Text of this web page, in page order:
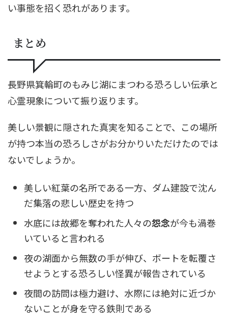
い事態を招く恐れがあります。
まとめ
長野県箕輪町のもみじ湖にまつわる恐ろしい伝承と
心霊現象について振り返ります。
美しい景観に隠された真実を知ることで、この場所
が持つ本当の恐ろしさがお分かりいただけたのでは
ないでしょうか。
美しい紅葉の名所である一方、ダム建設で沈ん
だ集落の悲しい歴史を持つ
水底には故郷を奪われた人々の怨念が今も渦巻
いていると言われる
夜の湖面から無数の手が伸び、ボートを転覆さ
せようとする恐ろしい怪異が報告されている
夜間の訪問は極力避け、水際には絶対に近づか
ないことが身を守る鉄則である